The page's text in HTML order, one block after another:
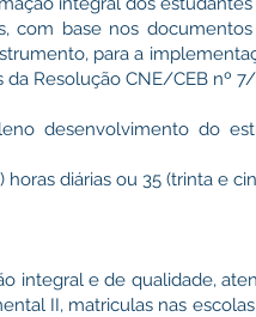
com base nos
para a
Resolução CNE/CEB nº 7/
desenvolvimento do
diárias ou 35 (trinta e
integral e de qualidade,
II, matriculas nas